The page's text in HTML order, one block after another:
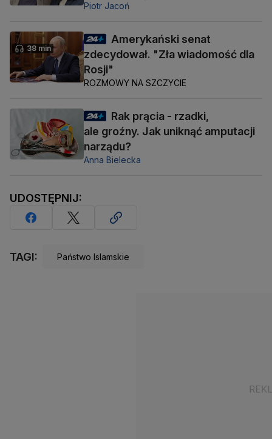
Piotr Jacoń
38 min
Amerykański senat
zdecydował. "Zła wiadomość dla
Rosji"
ROZMOWY NA SZCZYCIE
Rak prącia - rzadki,
ale groźny. Jak uniknąć amputacji
narządu?
Anna Bielecka
UDOSTĘPNIJ:
TAGI: Państwo Islamskie